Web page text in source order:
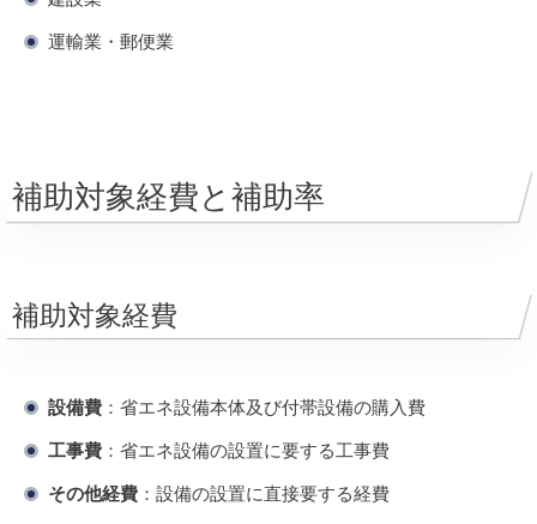
運輸業・郵便業
補助対象経費と補助率
補助対象経費
設備費 ：省エネ設備本体及び付帯設備の購入費
工事費 ：省エネ設備の設置に要する工事費
その他経費 ：設備の設置に直接要する経費